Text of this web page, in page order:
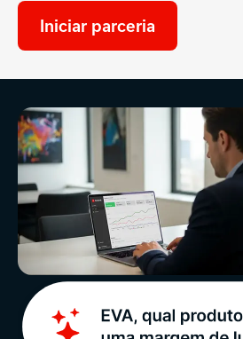
Iniciar parceria